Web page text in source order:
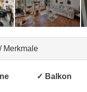
Merkmale
✓ Balkon